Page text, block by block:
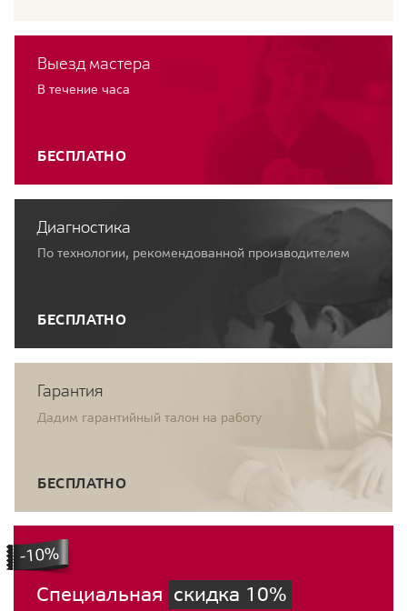
Выезд мастера
В течение часа
БЕСПЛАТНО
Диагностика
По технологии, рекомендованной производителем
БЕСПЛАТНО
Гарантия
Дадим гарантийный талон на работу
БЕСПЛАТНО
Специальная скидка 10%